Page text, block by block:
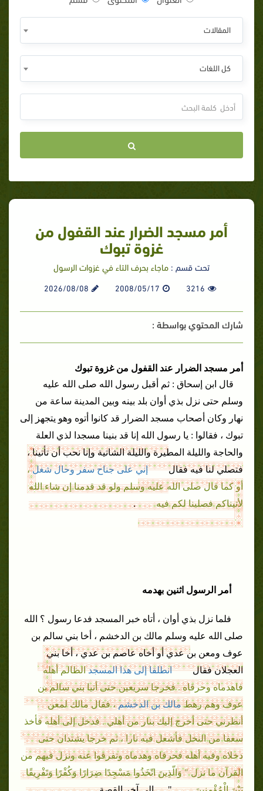
المقالات
كل اللغات
أمر مسجد الضرار عند القفول من
غزوة تبوك
تحت قسم : ماجاء بحرف التاء في غزوات الرسول
3216
2008/05/17
2026/08/08
شارك المحتوي بواسطة :
أمر مسجد الضرار عند القفول من غزوة تبوك
قال ابن إسحاق : ثم أقبل رسول الله صلى الله عليه
وسلم حتى نزل بذي أوان بلد بينه وبين المدينة ساعة من
نهار وكان أصحاب مسجد الضرار قد كانوا
أتوه وهو يتجهز إلى
تبوك ، فقالوا : يا رسول الله إنا قد بنينا مسجدا لذي العلة
والحاجة والليلة المطيرة والليلة الشاتية وإنا نحب أن تأتينا ،
فتصلي لنا فيهفقال إني على جناح سفروحال شغل،
أو كماقالصلى الله عليه وسلم ولو قد قدمنا إنشاء الله
لأتيناكمفصلينا لكم فيه .
أمر الرسول اثنين بهدمه
فلما نزل بذي أوان ، أتاه خبر المسجد فدعا رسول ؟ الله
صلى الله عليه وسلم مالك بن الدخشم ، أخا بني سالم بن
عوف ومعن بن عدي أوأخاه عاصم بن عدي،أخابني
العجلانفقال انطلقا إلى هذا المسجدالظالم أهله
فاهدماه وحرقاه . فخرجا سريعين حتى أتيابنيسالم بن
عوف وهم رهطمالك بنالدخشم،فقال مالك لمعن
أنظرني حتى أخرج إليك بنار منأهلي .فدخل إلى أهلهفأخذ
سعفا من النخلفأشعل فيه نارا ، ثم خرجا يشتدان حتى
دخلاه وفيه أهله فحرقاه وهدماهوتفرقوا عنهونزل فيهم من
القرآن مانزل " وَالّذِينَ اتّخَذُوا مَسْجِدًا ضِرَارًا وَكُفْرًا وَتَفْرِيقًا